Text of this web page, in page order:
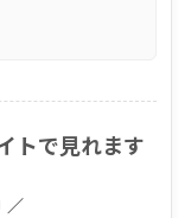
トで見れます
／